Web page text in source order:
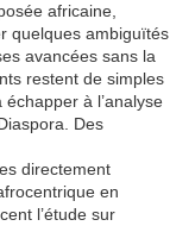
africaine,
quelques ambiguïtés
avancées sans la
restent de simples
à l’analyse
Des
directement
en
l’étude sur